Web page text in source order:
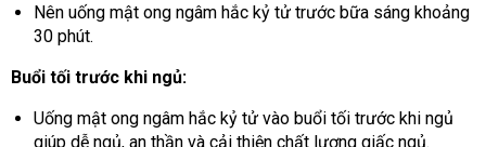
Nên uống mật ong ngâm hắc kỷ tử trước bữa sáng khoảng
30 phút.
Buổi tối trước khi ngủ:
Uống mật ong ngâm hắc kỷ tử vào buổi tối trước khi ngủ
giúp dễ ngủ, an thần và cải thiện chất lượng giấc ngủ.